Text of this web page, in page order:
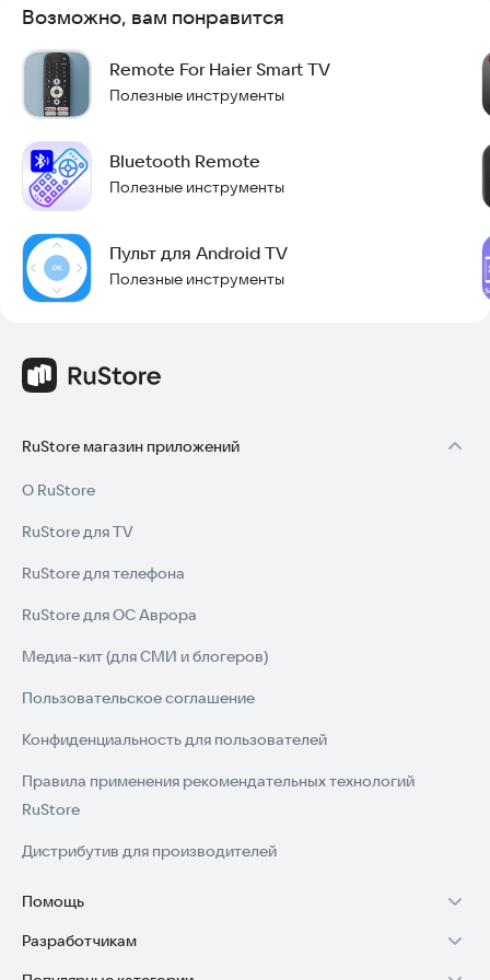
Возможно, вам понравится
Remote For Haier Smart TV
Полезные инструменты
Bluetooth Remote
Полезные инструменты
Пульт для Android TV
Полезные инструменты
RuStore магазин приложений
О RuStore
RuStore для TV
RuStore для телефона
RuStore для ОС Аврора
Медиа-кит (для СМИ и блогеров)
Пользовательское соглашение
Конфиденциальность для пользователей
Правила применения рекомендательных технологий
RuStore
Дистрибутив для производителей
Помощь
Установка RuStore на TV
Разработчикам